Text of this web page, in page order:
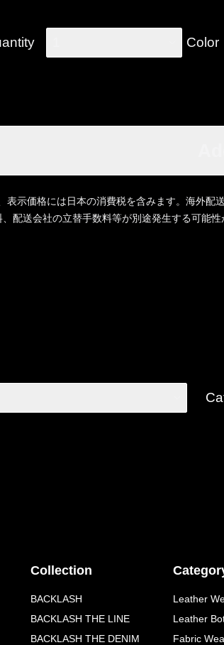
Color
示価格には日本の消費税を含みます。海外配
配送会社の立替手数料等が別途発生する可能
Collection
BACKLASH
BACKLASH THE LINE
BACKLASH THE DENIM
Leather
Leather
Fabric